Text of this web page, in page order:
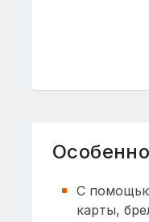
С помощью
карты,